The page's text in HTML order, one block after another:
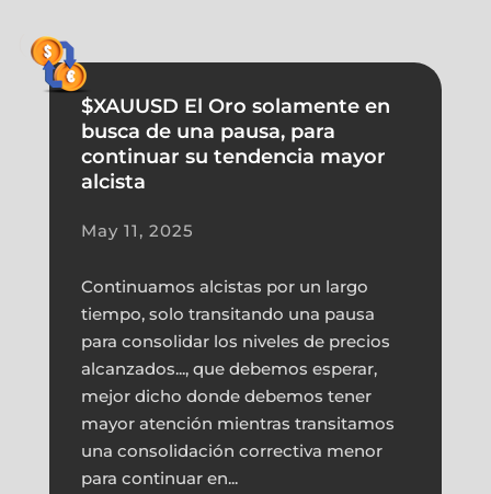
$XAUUSD El Oro solamente en
busca de una pausa, para
continuar su tendencia mayor
alcista
May 11, 2025
Continuamos alcistas por un largo
tiempo, solo transitando una pausa
para consolidar los niveles de precios
alcanzados..., que debemos esperar,
mejor dicho donde debemos tener
mayor atención mientras transitamos
una consolidación correctiva menor
para continuar en...